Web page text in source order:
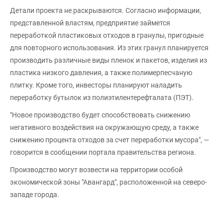
Детали проекта не раскрываются. Согласно информации,
представленной властям, предприятие займется
переработкой пластиковых отходов в гранулы, пригодные
для повторного использования. Из этих гранул планируется
производить различные виды пленок и пакетов, изделия из
пластика низкого давления, а также полимерпесчаную
плитку. Кроме того, инвесторы планируют наладить
переработку бутылок из полиэтилентерефталата (ПЭТ).
"Новое производство будет способствовать снижению
негативного воздействия на окружающую среду, а также
снижению процента отходов за счет переработки мусора", —
говорится в сообщении портала правительства региона.
Производство могут возвести на территории особой
экономической зоны "Авангард", расположенной на северо-
западе города.